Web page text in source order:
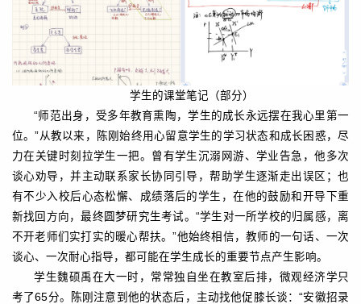
学生的课堂笔记（部分）
“师范出身，受多年教育熏陶，学生的成长永远摆在我心里第一
位。”从教以来，陈刚始终用心留意学生的学习状态和成长困惑，尽
力在关键时刻拉学生一把。曾有学生沉溺网游、学业告急，他多次
谈心劝导，并主动联系家长协同引导，帮助学生逐渐走出误区；也
有不少入校后心态松懈、成绩落后的学生，在他的鼓励和开导下重
新找回方向，最终圆梦研究生考试。“学生对一所学校的归属感，离
不开老师们实打实的暖心帮扶。”他始终相信，教师的一句话、一次
谈心、一次耐心指导，都可能在学生成长的重要节点产生影响。
学生魏硕禹在大一时，常常独自坐在教室后排，微观经济学只
考了65分。陈刚注意到他的状态后，主动找他促膝长谈：“安徽招录